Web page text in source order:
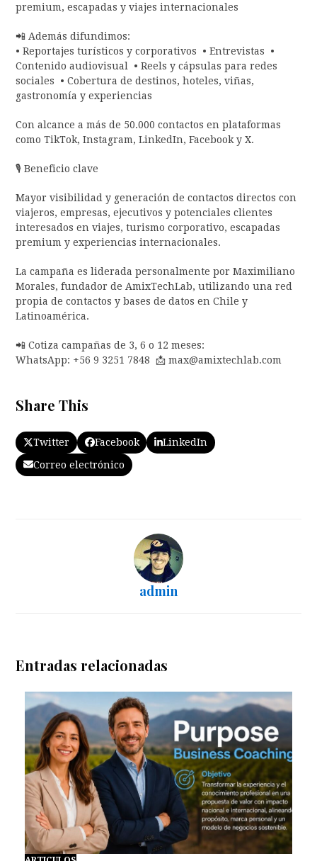
premium, escapadas y viajes internacionales
📲 Además difundimos:
• Reportajes turísticos y corporativos • Entrevistas •
Contenido audiovisual • Reels y cápsulas para redes
sociales • Cobertura de destinos, hoteles, viñas,
gastronomía y experiencias
Con alcance a más de 50.000 contactos en plataformas
como TikTok, Instagram, LinkedIn, Facebook y X.
🎙️ Beneficio clave
Mayor visibilidad y generación de contactos directos con
viajeros, empresas, ejecutivos y potenciales clientes
interesados en viajes, turismo corporativo, escapadas
premium y experiencias internacionales.
La campaña es liderada personalmente por Maximiliano
Morales, fundador de AmixTechLab, utilizando una red
propia de contactos y bases de datos en Chile y
Latinoamérica.
📲 Cotiza campañas de 3, 6 o 12 meses:
WhatsApp: +56 9 3251 7848 📩 max@amixtechlab.com
Share This
Twitter Facebook
LinkedIn
Correo electrónico
admin
Entradas relacionadas